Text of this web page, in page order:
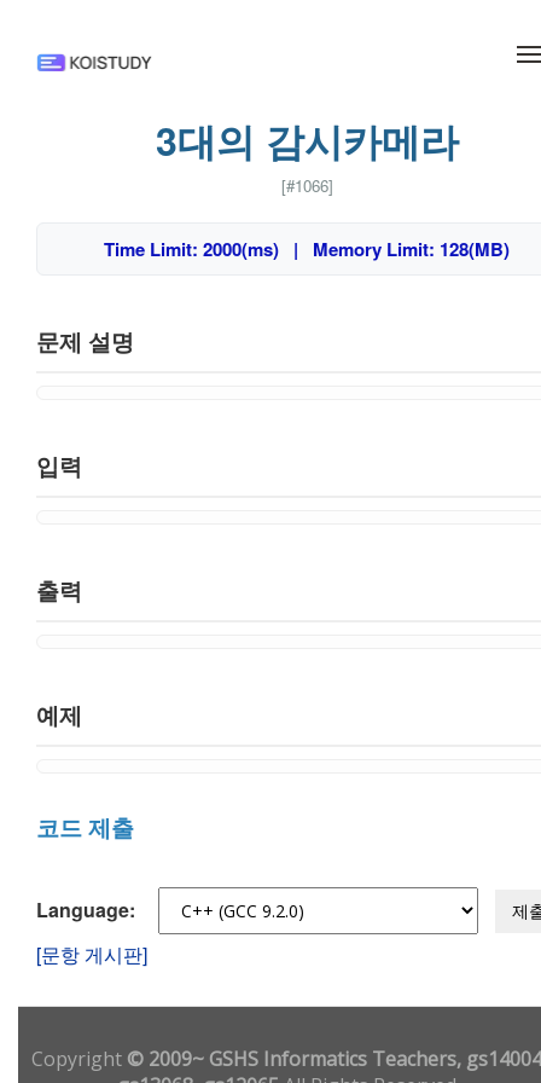
3대의 감시카메라
[#1066]
Time Limit: 2000(ms) | Memory Limit: 128(MB)
문제 설명
입력
출력
예제
코드 제출
Language: 제
[문항 게시판]
Copyright© 2009~ GSHS Informatics Teachers,